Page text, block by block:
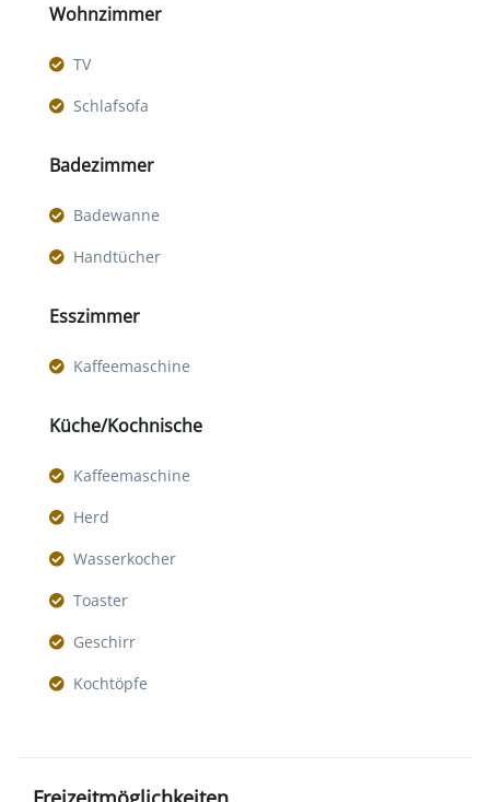
Wohnzimmer
TV
Schlafsofa
Badezimmer
Badewanne
Handtücher
Esszimmer
Kaffeemaschine
Küche/Kochnische
Kaffeemaschine
Herd
Wasserkocher
Toaster
Geschirr
Kochtöpfe